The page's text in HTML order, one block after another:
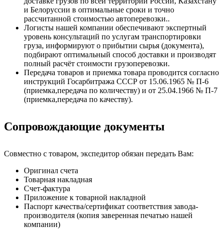
и Белоруссии в оптимальные сроки и точно
рассчитанной стоимостью автоперевозки..
Логисты нашей компании обеспечивают экспертный
уровень консультаций по услугам транспортировки
груза, информируют о прибытии сырья (документа),
подбирают оптимальный способ доставки и производят
полный расчёт стоимости грузоперевозки.
Передача товаров и приемка товара проводится согласно
инструкций Госарбитража СССР от 15.06.1965 № П-6
(приемка,передача по количеству) и от 25.04.1966 № П-7
(приемка,передача по качеству).
Сопровождающие документы
Совместно с товаром, экспедитор обязан передать Вам:
Оригинал счета
Товарная накладная
Счет-фактура
Приложение к товарной накладной
Паспорт качества/сертификат соответствия завода-
производителя (копия заверенная печатью нашей
компании)